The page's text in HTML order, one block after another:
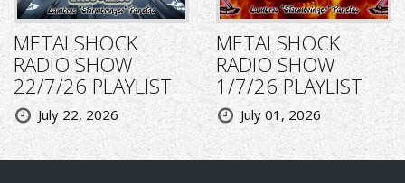
METALSHOCK
RADIO SHOW
22/7/26 PLAYLIST
July 22, 2026
METALSHOCK
RADIO SHOW
1/7/26 PLAYLIST
July 01, 2026